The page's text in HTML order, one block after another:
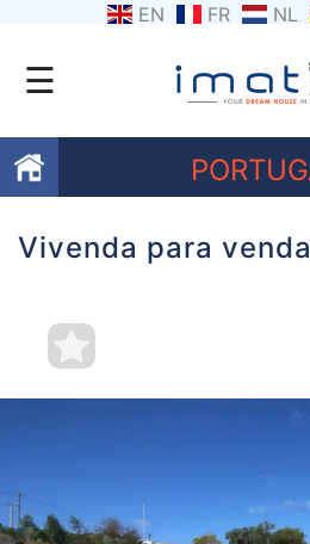
EN FR NL
☰
Favoritos
nós
Contacte-
Termos
e
Vivenda para